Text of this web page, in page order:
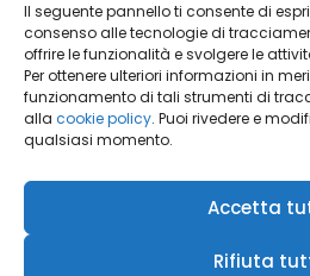
Il seguente pannello ti consente di
consenso alle tecnologie di
offrire le funzionalità e svolgere le
Per ottenere ulteriori informazioni in
funzionamento di tali strumenti di
alla cookie policy. Puoi rivedere e
qualsiasi momento.
Accetta
Rifiuta
Cliquez pour
marketing et activer